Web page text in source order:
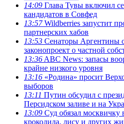
14:09 Глава Тувы включил
кандидатов в Совфед
13:57Wildberries запустит
партнерских хабов
13:53 Сенаторы Аргентины
законопроект о частной
13:36 ABC News: запасы
крайне низкого уровня
13:16 «Родина» просит
выборов
13:11 Путин обсудил с
Персидском заливе и на
13:09 Суд обязал москвичку
крокодила, лису и других